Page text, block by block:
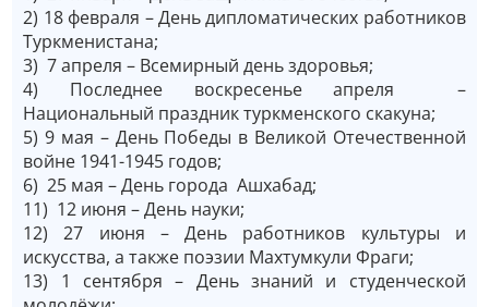
2) 18 февраля – День дипломатических работников
Туркменистана;
3) 7 апреля ­– Всемирный день здоровья;
4) Последнее воскресенье апреля –
Национальный праздник туркменского скакуна;
5) 9 мая – День Победы в Великой Отечественной
войне 1941-1945 годов;
6) 25 мая ­– День города Ашхабад;
11) 12 июня ­– День науки;
12) 27 июня ­– День работников культуры и
искусства, а также поэзии Махтумкули Фраги;
13) 1 сентября ­– День знаний и студенческой